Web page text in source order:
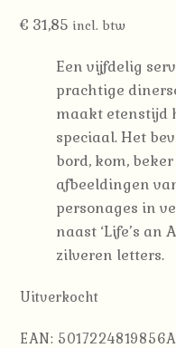
€ 31,85 incl. btw
Een vijfdelig
prachtige
maakt etenstijd
speciaal.Het
bord, kom,
afbeeldingen
personages in
naast ‘Life’s an
zilveren letters.
Uitverkocht
EAN: 5017224819856